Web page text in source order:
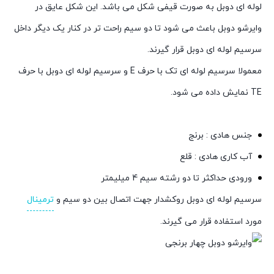
لوله ای دوبل به صورت قیفی شکل می باشد. این شکل عایق در
وایرشو دوبل باعث می شود تا دو سیم راحت تر در کنار یک دیگر داخل
سرسیم لوله ای دوبل قرار گیرند.
معمولا سرسیم لوله ای تک با حرف E و سرسیم لوله ای دوبل با حرف
TE نمایش داده می شود.
جنس هادی : برنج
آب کاری هادی : قلع
ورودی حداکثر تا دو رشته سیم 4 میلیمتر
سرسیم لوله ای دوبل روکشدار جهت اتصال بین دو سیم و ترمینال
مورد استفاده قرار می گیرند.